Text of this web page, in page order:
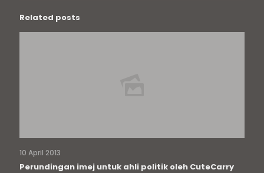
Related posts
10 April 2013
Perundingan imej untuk ahli politik oleh CuteCarry